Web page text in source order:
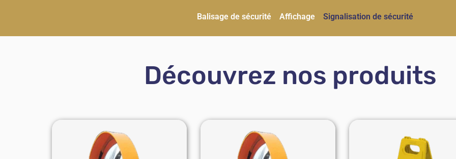
Balisage de sécurité Affichage Signalisation de sécurité
Découvrez nos produits